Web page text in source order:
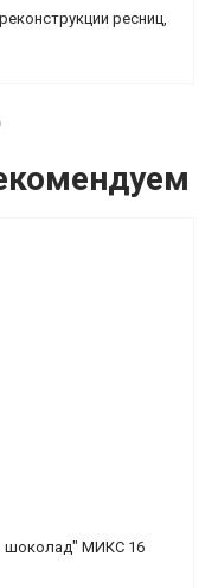
ресниц,
шоколад" МИКС 16